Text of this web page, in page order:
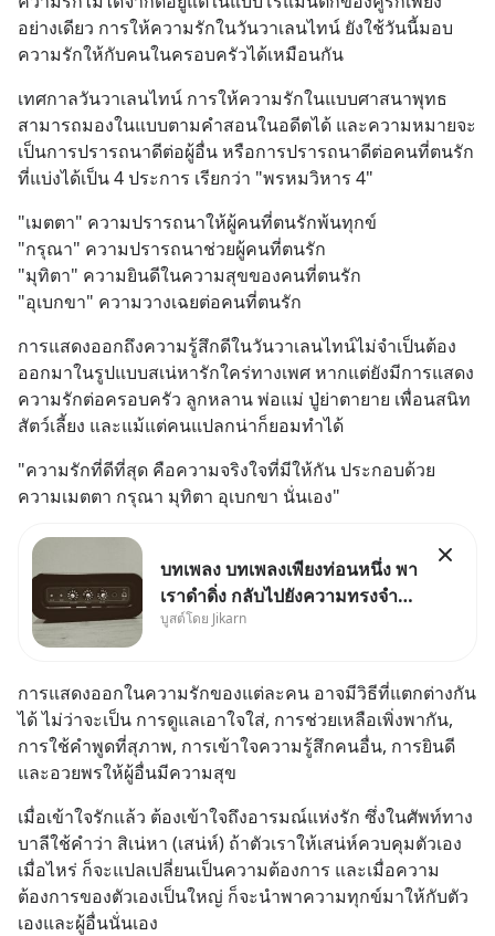
อย่างเดียว การให้ความรักในวันวาเลนไทน์ ยังใช้วันนี้มอบ
ความรักให้กับคนในครอบครัวได้เหมือนกัน
เทศกาลวันวาเลนไทน์ การให้ความรักในแบบศาสนาพุทธ
สามารถมองในแบบตามคำสอนในอดีตได้ และความหมายจะ
เป็นการปรารถนาดีต่อผู้อื่น หรือการปรารถนาดีต่อคนที่ตนรัก
ที่แบ่งได้เป็น 4 ประการ เรียกว่า "พรหมวิหาร 4"
"เมตตา" ความปรารถนาให้ผู้คนที่ตนรักพ้นทุกข์
"กรุณา" ความปรารถนาช่วยผู้คนที่ตนรัก
"มุทิตา" ความยินดีในความสุขของคนที่ตนรัก
"อุเบกขา" ความวางเฉยต่อคนที่ตนรัก
การแสดงออกถึงความรู้สึกดีในวันวาเลนไทน์ไม่จำเป็นต้อง
ออกมาในรูปแบบสเน่หารักใคร่ทางเพศ หากแต่ยังมีการแสดง
ความรักต่อครอบครัว ลูกหลาน พ่อแม่ ปู่ย่าตายาย เพื่อนสนิท
สัตว์เลี้ยง และแม้แต่คนแปลกน่าก็ยอมทำได้
"ความรักที่ดีที่สุด คือความจริงใจที่มีให้กัน ประกอบด้วย
ความเมตตา กรุณา มุทิตา อุเบกขา นั่นเอง"
บทเพลง บทเพลงเพียงท่อนหนึ่ง พา
เราดำดิ่ง กลับไปยังความทรงจำที่
โหดร้ายได้เสมอ
บูสต์โดย Jikarn
การแสดงออกในความรักของแต่ละคน อาจมีวิธีที่แตกต่างกัน
ได้ ไม่ว่าจะเป็น การดูแลเอาใจใส่, การช่วยเหลือเพิ่งพากัน,
การใช้คำพูดที่สุภาพ, การเข้าใจความรู้สึกคนอื่น, การยินดี
และอวยพรให้ผู้อื่นมีความสุข
เมื่อเข้าใจรักแล้ว ต้องเข้าใจถึงอารมณ์แห่งรัก ซึ่งในศัพท์ทาง
บาลีใช้คำว่า สิเน่หา (เสน่ห์) ถ้าตัวเราให้เสน่ห์ควบคุมตัวเอง
เมื่อไหร่ ก็จะแปลเปลี่ยนเป็นความต้องการ และเมื่อความ
ต้องการของตัวเองเป็นใหญ่ ก็จะนำพาความทุกข์มาให้กับตัว
เองและผู้อื่นนั่นเอง